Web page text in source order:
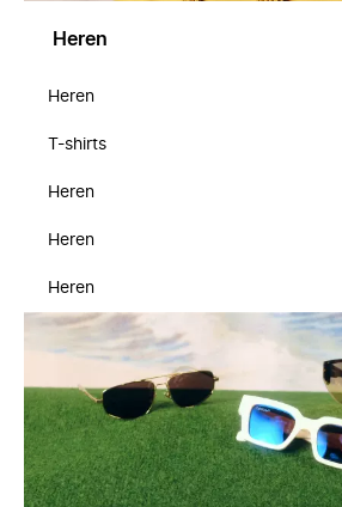
Heren
Heren
T-shirts
Heren
Heren
Heren